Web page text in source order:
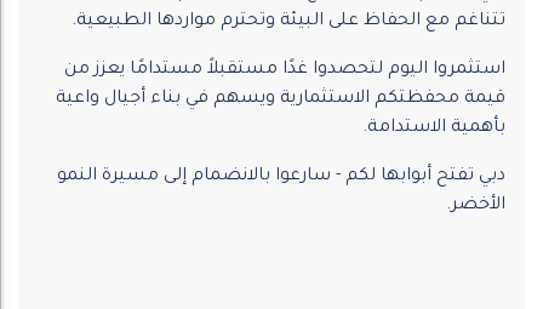
تتناغم مع الحفاظ على البيئة وتحترم مواردها الطبيعية.
استثمروا اليوم لتحصدوا غدًا مستقبلاً مستدامًا يعزز من
قيمة محفظتكم الاستثمارية ويسهم في بناء أجيال واعية
بأهمية الاستدامة.
دبي تفتح أبوابها لكم - سارعوا بالانضمام إلى مسيرة النمو
الأخضر.